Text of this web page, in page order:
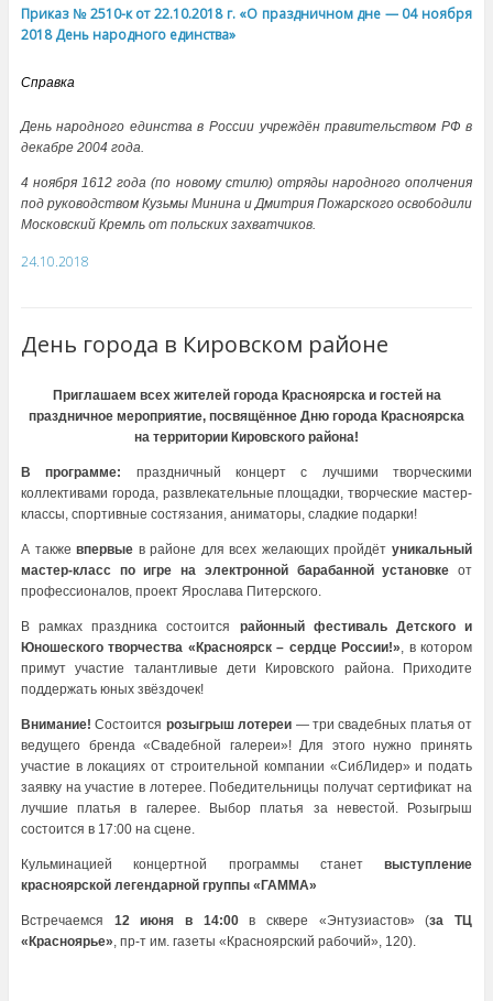
Приказ № 2510-к от 22.10.2018 г. «О праздничном дне — 04 ноября
2018 День народного единства»
Справка
День народного единства в России учреждён правительством РФ в
декабре 2004 года.
4 ноября 1612 года (по новому стилю) отряды народного ополчения
под руководством Кузьмы Минина и Дмитрия Пожарского освободили
Московский Кремль от польских захватчиков.
24.10.2018
День города в Кировском районе
Приглашаем всех жителей города Красноярска и гостей на
праздничное мероприятие, посвящённое Дню города Красноярска
на территории Кировского района!
В программе: праздничный концерт с лучшими творческими
коллективами города, развлекательные площадки, творческие мастер-
классы, спортивные состязания, аниматоры, сладкие подарки!
А также впервые в районе для всех желающих пройдётуникальный
мастер-класс по игре на электронной барабанной установке от
профессионалов, проект Ярослава Питерского.
В рамках праздника состоится районный фестиваль Детского и
Юношеского творчества «Красноярск – сердце России!» , в котором
примут участие талантливые дети Кировского района. Приходите
поддержать юных звёздочек!
Внимание! Состоится розыгрыш лотереи — три свадебных платья от
ведущего бренда «Свадебной галереи»! Для этого нужно принять
участие в локациях от строительной компании «СибЛидер» и подать
заявку на участие в лотерее. Победительницы получат сертификат на
лучшие платья в галерее. Выбор платья за невестой. Розыгрыш
состоится в 17:00 на сцене.
Кульминацией концертной программы станетвыступление
красноярской легендарной группы «ГАММА»
Встречаемся 12 июня в 14:00в сквере «Энтузиастов» (за ТЦ
«Красноярье» , пр-т им. газеты «Красноярский рабочий», 120).